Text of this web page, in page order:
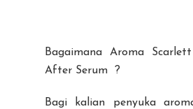
Bagaimana Aroma
After Serum ?
Bagi kalian penyuka